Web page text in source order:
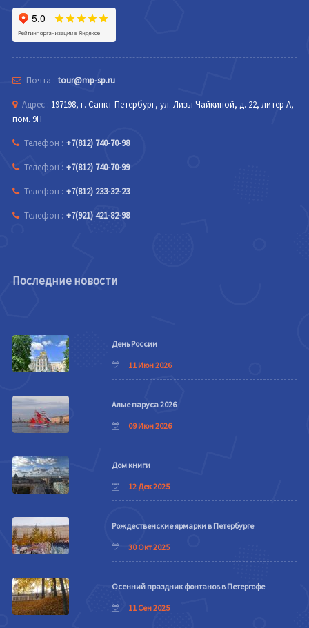
Почта : tour@mp-sp.ru
Адрес : 197198, г. Санкт-Петербург, ул. Лизы Чайкиной, д. 22, литер А,
пом. 9Н
Телефон : +7(812) 740-70-98
Телефон : +7(812) 740-70-99
Телефон : +7(812) 233-32-23
Телефон : +7(921) 421-82-98
Последние новости
День России
11 Июн 2026
Алые паруса 2026
09 Июн 2026
Дом книги
12 Дек 2025
Рождественские ярмарки в Петербурге
30 Окт 2025
Осенний праздник фонтанов в Петергофе
11 Сен 2025